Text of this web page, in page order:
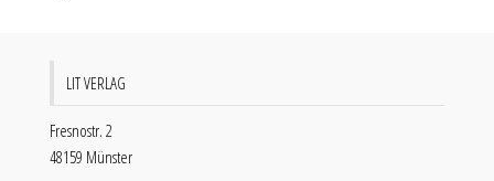
LIT VERLAG
Fresnostr. 2
48159 Münster